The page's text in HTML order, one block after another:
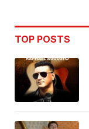
TOP POSTS